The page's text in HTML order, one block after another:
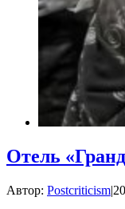
Отель
Автор: Postcriticism|